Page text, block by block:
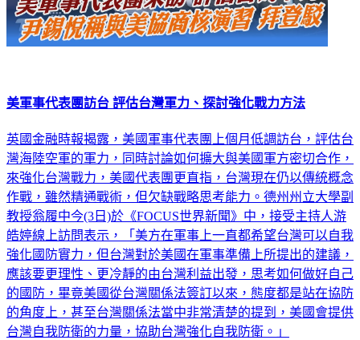
英國金融時報揭露，美國軍事代表團上個月低調訪台，評估台
灣海陸空軍的軍力，同時討論如何擴大與美國軍方密切合作，
來強化台灣戰力，美國代表團更直指，台灣現在仍以傳統概念
作戰，雖然精通戰術，但欠缺戰略思考能力。德州州立大學副
教授翁履中今(3日)於《FOCUS世界新聞》中，接受主持人游
皓婷線上訪問表示，「美方在軍事上一直都希望台灣可以自我
強化國防實力，但台灣對於美國在軍事準備上所提出的建議，
應該要更理性、更冷靜的由台灣利益出發，思考如何做好自己
的國防，畢竟美國從台灣關係法簽訂以來，態度都是站在協防
的角度上，甚至台灣關係法當中非常清楚的提到，美國會提供